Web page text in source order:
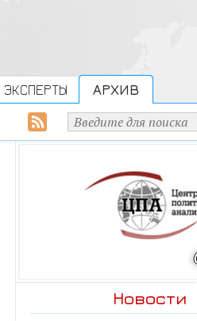
ЭКСПЕРТЫ АРХИВ
Новости